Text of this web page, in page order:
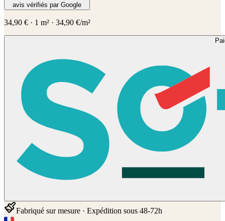
avis vérifiés par Google
34,90 € · 1 m² · 34,90 €/m²
Fabriqué sur mesure · Expédition sous 48-72h